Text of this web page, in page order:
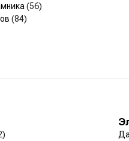
(56)
(84)